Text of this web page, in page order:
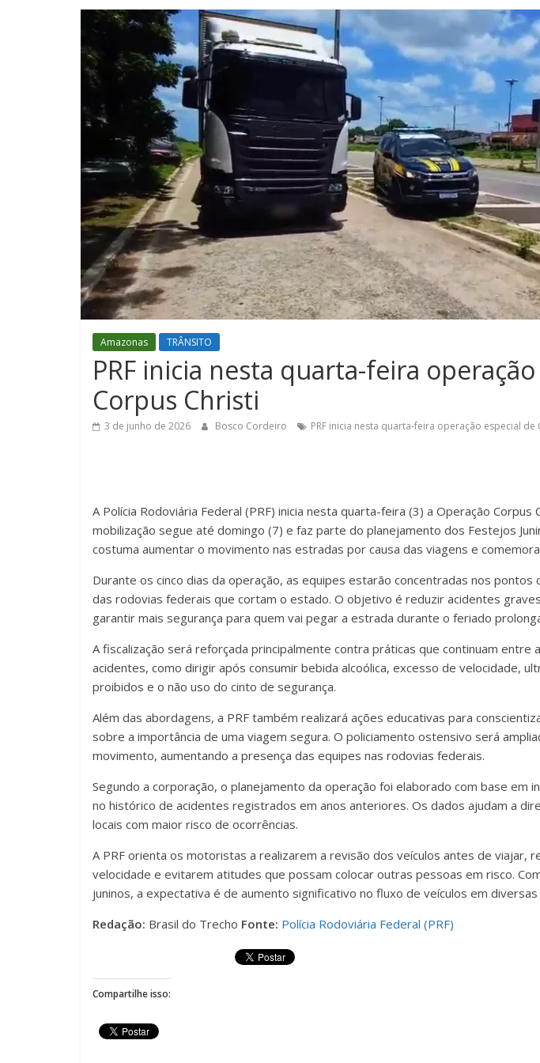
Amazonas TRÂNSITO
PRF inicia nesta quarta-feira
Corpus Christi
3 de junho de 2026 Bosco Cordeiro PRF inicia nesta quarta-feira operação especial de
A Polícia Rodoviária Federal (PRF) inicia nesta quarta-feira (3) a Operação Corpus
mobilização segue até domingo (7) e faz parte do planejamento dos Festejos
costuma aumentar o movimento nas estradas por causa das viagens e
Durante os cinco dias da operação, as equipes estarão concentradas nos pontos
das rodovias federais que cortam o estado. O objetivo é reduzir acidentes
garantir mais segurança para quem vai pegar a estrada durante o feriado
A fiscalização será reforçada principalmente contra práticas que continuam entre
acidentes, como dirigir após consumir bebida alcoólica, excesso de velocidade,
proibidos e o não uso do cinto de segurança.
Além das abordagens, a PRF também realizará ações educativas para
sobre a importância de uma viagem segura. O policiamento ostensivo será
movimento, aumentando a presença das equipes nas rodovias federais.
Segundo a corporação, o planejamento da operação foi elaborado com base em
no histórico de acidentes registrados em anos anteriores. Os dados ajudam a
locais com maior risco de ocorrências.
A PRF orienta os motoristas a realizarem a revisão dos veículos antes de viajar,
velocidade e evitarem atitudes que possam colocar outras pessoas em risco.
juninos, a expectativa é de aumento significativo no fluxo de veículos em
Redação: Brasil do Trecho Fonte: Polícia Rodoviária Federal (PRF)
Compartilhe isso: